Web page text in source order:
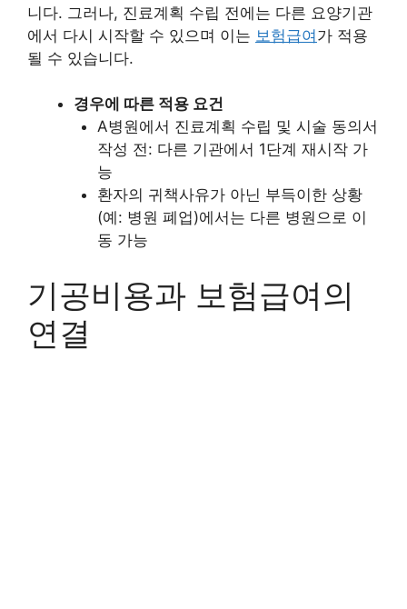
니다. 그러나, 진료계획 수립 전에는 다른 요양기관
에서 다시 시작할 수 있으며 이는 보험급여가 적용
될 수 있습니다.
경우에 따른 적용 요건
A병원에서 진료계획 수립 및 시술 동의서
작성 전: 다른 기관에서 1단계 재시작 가
능
환자의 귀책사유가 아닌 부득이한 상황
(예: 병원 폐업)에서는 다른 병원으로 이
동 가능
기공비용과 보험급여의
연결